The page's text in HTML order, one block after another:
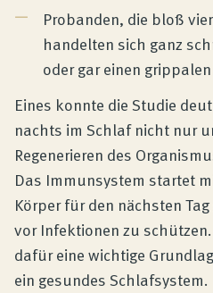
Probanden, die bloß
handelten sich ganz
oder gar einen
Eines konnte die Studie
nachts im Schlaf nicht nur
Regenerieren des
Das Immunsystem startet
Körper für den nächsten
vor Infektionen zu
dafür eine wichtige
ein gesundes Schlafsystem.